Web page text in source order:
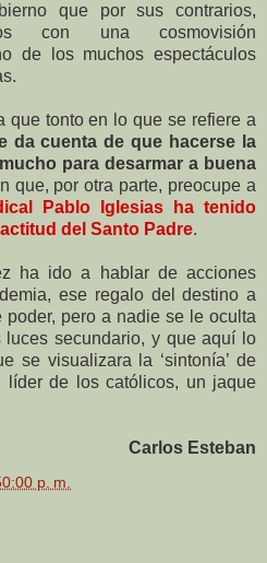
que por sus contrarios,
con una cosmovisión
de los muchos espectáculos
que tonto en lo que se refiere a
da cuenta de que hacerse la
para desarmar a buena
que, por otra parte, preocupe a
Pablo Iglesias ha tenido
del Santo Padre.
ha ido a hablar de acciones
ese regalo del destino a
poder, pero a nadie se le oculta
secundario, y que aquí lo
se visualizara la ‘sintonía’ de
líder de los católicos, un jaque
Carlos Esteban
p. m.